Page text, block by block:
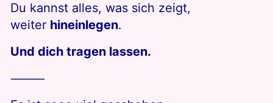
Du kannst alles, was sich zeigt,
weiter hineinlegen.
Und dich tragen lassen.
⸻